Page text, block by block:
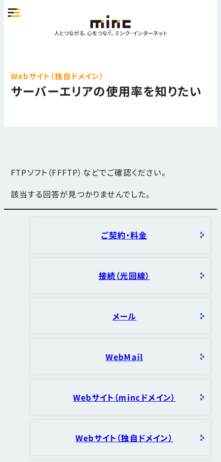
Webサイト（独自ドメイン）
サーバーエリアの使用率を知りたい
FTPソフト（FFFTP）などでご確認ください。
該当する回答が見つかりませんでした。
ご契約・料金
接続（光回線）
メール
WebMail
Webサイト（mincドメイン）
Webサイト（独自ドメイン）